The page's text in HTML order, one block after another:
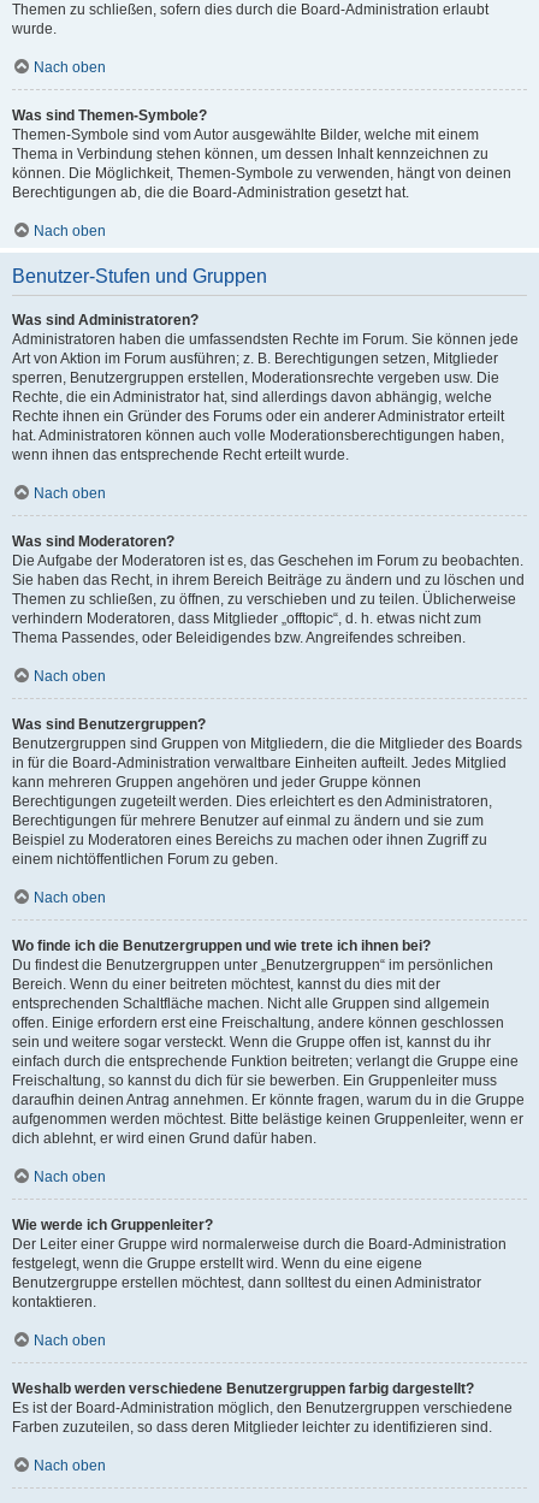
Themen zu schließen, sofern dies durch die Board-Administration erlaubt
wurde.
Nach oben
Was sind Themen-Symbole?
Themen-Symbole sind vom Autor ausgewählte Bilder, welche mit einem
Thema in Verbindung stehen können, um dessen Inhalt kennzeichnen zu
können. Die Möglichkeit, Themen-Symbole zu verwenden, hängt von deinen
Berechtigungen ab, die die Board-Administration gesetzt hat.
Nach oben
Benutzer-Stufen und Gruppen
Was sind Administratoren?
Administratoren haben die umfassendsten Rechte im Forum. Sie können jede
Art von Aktion im Forum ausführen; z. B. Berechtigungen setzen, Mitglieder
sperren, Benutzergruppen erstellen, Moderationsrechte vergeben usw. Die
Rechte, die ein Administrator hat, sind allerdings davon abhängig, welche
Rechte ihnen ein Gründer des Forums oder ein anderer Administrator erteilt
hat. Administratoren können auch volle Moderationsberechtigungen haben,
wenn ihnen das entsprechende Recht erteilt wurde.
Nach oben
Was sind Moderatoren?
Die Aufgabe der Moderatoren ist es, das Geschehen im Forum zu beobachten.
Sie haben das Recht, in ihrem Bereich Beiträge zu ändern und zu löschen und
Themen zu schließen, zu öffnen, zu verschieben und zu teilen. Üblicherweise
verhindern Moderatoren, dass Mitglieder „offtopic“, d. h. etwas nicht zum
Thema Passendes, oder Beleidigendes bzw. Angreifendes schreiben.
Nach oben
Was sind Benutzergruppen?
Benutzergruppen sind Gruppen von Mitgliedern, die die Mitglieder des Boards
in für die Board-Administration verwaltbare Einheiten aufteilt. Jedes Mitglied
kann mehreren Gruppen angehören und jeder Gruppe können
Berechtigungen zugeteilt werden. Dies erleichtert es den Administratoren,
Berechtigungen für mehrere Benutzer auf einmal zu ändern und sie zum
Beispiel zu Moderatoren eines Bereichs zu machen oder ihnen Zugriff zu
einem nichtöffentlichen Forum zu geben.
Nach oben
Wo finde ich die Benutzergruppen und wie trete ich ihnen bei?
Du findest die Benutzergruppen unter „Benutzergruppen“ im persönlichen
Bereich. Wenn du einer beitreten möchtest, kannst du dies mit der
entsprechenden Schaltfläche machen. Nicht alle Gruppen sind allgemein
offen. Einige erfordern erst eine Freischaltung, andere können geschlossen
sein und weitere sogar versteckt. Wenn die Gruppe offen ist, kannst du ihr
einfach durch die entsprechende Funktion beitreten; verlangt die Gruppe eine
Freischaltung, so kannst du dich für sie bewerben. Ein Gruppenleiter muss
daraufhin deinen Antrag annehmen. Er könnte fragen, warum du in die Gruppe
aufgenommen werden möchtest. Bitte belästige keinen Gruppenleiter, wenn er
dich ablehnt, er wird einen Grund dafür haben.
Nach oben
Wie werde ich Gruppenleiter?
Der Leiter einer Gruppe wird normalerweise durch die Board-Administration
festgelegt, wenn die Gruppe erstellt wird. Wenn du eine eigene
Benutzergruppe erstellen möchtest, dann solltest du einen Administrator
kontaktieren.
Nach oben
Weshalb werden verschiedene Benutzergruppen farbig dargestellt?
Es ist der Board-Administration möglich, den Benutzergruppen verschiedene
Farben zuzuteilen, so dass deren Mitglieder leichter zu identifizieren sind.
Nach oben